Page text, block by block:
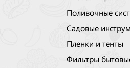
Поливочные
Садовые
Пленки и тенты
Фильтры